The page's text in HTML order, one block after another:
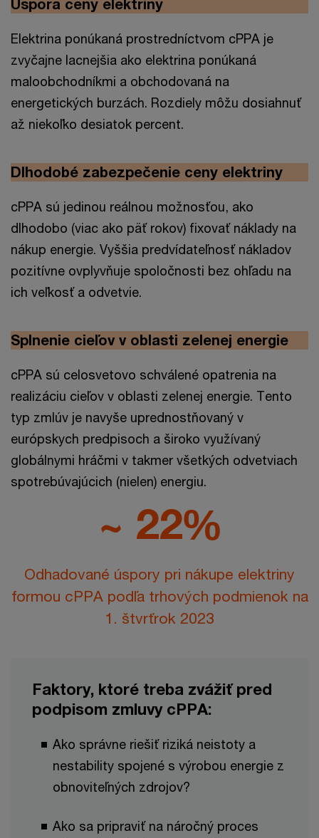
Úspora ceny elektriny
Elektrina ponúkaná prostredníctvom cPPA je
zvyčajne lacnejšia ako elektrina ponúkaná
maloobchodníkmi a obchodovaná na
energetických burzách. Rozdiely môžu dosiahnuť
až niekoľko desiatok percent.
Dlhodobé zabezpečenie ceny elektriny
cPPA sú jedinou reálnou možnosťou, ako
dlhodobo (viac ako päť rokov) fixovať náklady na
nákup energie. Vyššia predvídateľnosť nákladov
pozitívne ovplyvňuje spoločnosti bez ohľadu na
ich veľkosť a odvetvie.
Splnenie cieľov v oblasti zelenej energie
cPPA sú celosvetovo schválené opatrenia na
realizáciu cieľov v oblasti zelenej energie. Tento
typ zmlúv je navyše uprednostňovaný v
európskych predpisoch a široko využívaný
globálnymi hráčmi v takmer všetkých odvetviach
spotrebúvajúcich (nielen) energiu.
~ 22%
Odhadované úspory pri nákupe elektriny
formou cPPA podľa trhových podmienok na
1. štvrťrok 2023
Faktory, ktoré treba zvážiť pred
podpisom zmluvy cPPA:
Ako správne riešiť riziká neistoty a
nestability spojené s výrobou energie z
obnoviteľných zdrojov?
Ako sa pripraviť na náročný proces